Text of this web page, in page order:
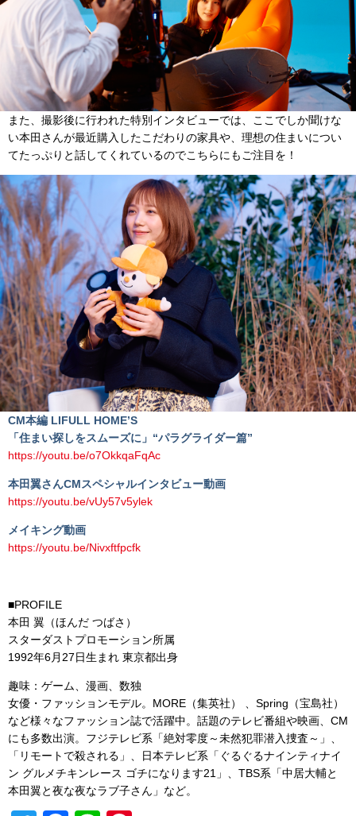
また、撮影後に行われた特別インタビューでは、ここでしか聞けな
い本田さんが最近購入したこだわりの家具や、理想の住まいについ
てたっぷりと話してくれているのでこちらにもご注目を！
CM本編 LIFULL HOME’S
「住まい探しをスムーズに」“パラグライダー篇”
https://youtu.be/o7OkkqaFqAc
本田翼さんCMスペシャルインタビュー動画
https://youtu.be/vUy57v5ylek
メイキング動画
https://youtu.be/Nivxftfpcfk
■PROFILE
本田 翼（ほんだ つばさ）
スターダストプロモーション所属
1992年6月27日生まれ 東京都出身
趣味：ゲーム、漫画、数独
女優・ファッションモデル。MORE（集英社） 、Spring（宝島社）
など様々なファッション誌で活躍中。話題のテレビ番組や映画、CM
にも多数出演。フジテレビ系「絶対零度～未然犯罪潜入捜査～」、
「リモートで殺される」、日本テレビ系「ぐるぐるナインティナイ
ン グルメチキンレース ゴチになります21」、TBS系「中居大輔と
本田翼と夜な夜なラブ子さん」など。